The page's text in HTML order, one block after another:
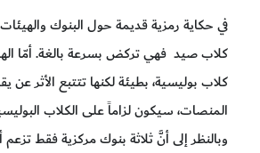
في حكاية رمزية قديمة حول البنوك
كلاب صيد فهي تركض بسرعة بالغة. أمّا
كلاب بوليسية، بطيئة لكنها تتتبع الأثر
المنصات، سيكون لزاماً على الكلاب
وبالنظر إلى أنَّ ثلاثة بنوك مركزية فقط تزعم